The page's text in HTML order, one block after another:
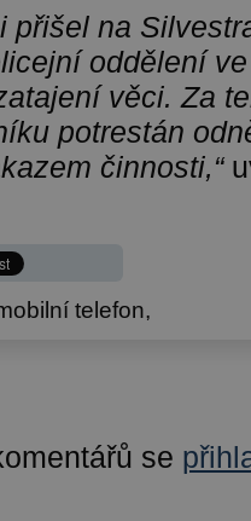
přišel na
oddělení
věci. Za
potrestán
činnosti,“
telefon,
se